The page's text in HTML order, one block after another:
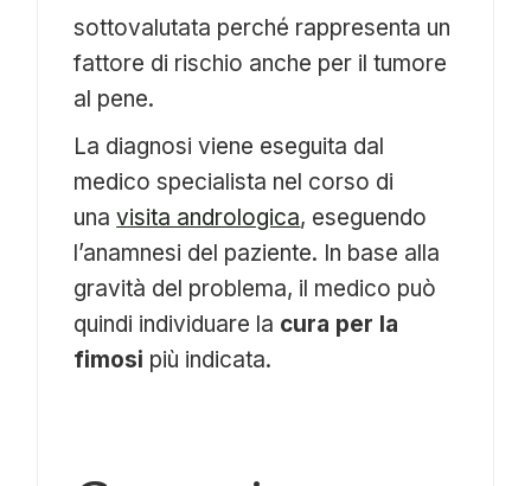
sottovalutata perché rappresenta un
fattore di rischio anche per il tumore
al pene.
La diagnosi viene eseguita dal
medico specialista nel corso di
unavisita andrologica, eseguendo
l’anamnesi del paziente. In base alla
gravità del problema, il medico può
quindi individuare la cura per la
fimosi più indicata.